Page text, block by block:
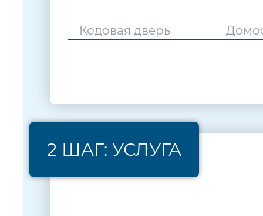
Кодовая дверь
2 ШАГ: УСЛУГА